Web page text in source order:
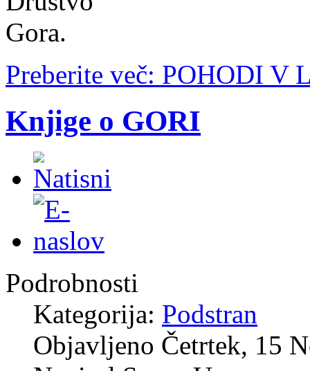
Preberite več: POHODI V
Knjige o GORI
Podrobnosti
Kategorija: Podstran
Objavljeno Četrtek, 15